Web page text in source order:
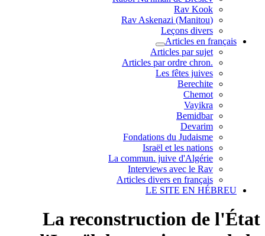
Rav Kook
(Rav Askenazi (Manitou
Leçons divers
Articles en français
Articles par sujet
.Articles par ordre chron
Les fêtes juives
Berechite
Chemot
Vayikra
Bemidbar
Devarim
Fondations du Judaisme
Israël et les nations
La commun. juive d'Algérie
Interviews avec le Rav
Articles divers en français
LE SITE EN HÉBREU
La reconstruction de l'État